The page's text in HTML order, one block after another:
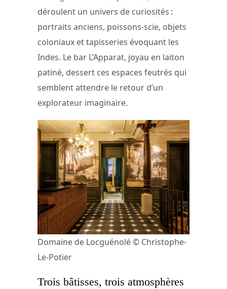
déroulent un univers de curiosités :
portraits anciens, poissons-scie, objets
coloniaux et tapisseries évoquant les
Indes. Le bar L’Apparat, joyau en laiton
patiné, dessert ces espaces feutrés qui
semblent attendre le retour d’un
explorateur imaginaire.
Domaine de Locguénolé © Christophe-
Le-Potier
Trois bâtisses, trois atmosphères